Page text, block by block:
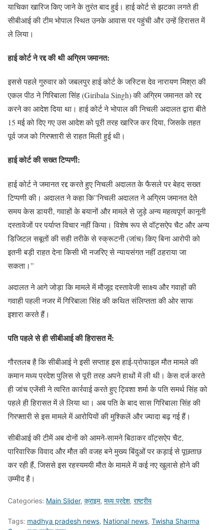
याचिका खारिज किए जाने के तुरंत बाद हुई। हाई कोर्ट से झटका लगते ही
सीबीआई की टीम भोपाल स्थित उनके आवास पर पहुंची और उन्हें हिरासत में
ले लिया।
हाई कोर्ट ने रद्द की थी अग्रिम जमानत:
इससे पहले गुरुवार को जबलपुर हाई कोर्ट के जस्टिस देव नारायण मिश्रा की
एकल पीठ ने गिरिबाला सिंह (Giribala Singh) की अग्रिम जमानत को रद्द
करने का आदेश दिया था। हाई कोर्ट ने भोपाल की निचली अदालत द्वारा बीते
15 मई को दिए गए उस आदेश को पूरी तरह खारिज कर दिया, जिसके तहत
पूर्व जज को गिरफ्तारी से राहत मिली हुई थी।
हाई कोर्ट की सख्त टिप्पणी:
हाई कोर्ट ने जमानत रद्द करते हुए निचली अदालत के फैसले पर बेहद सख्त
टिप्पणी की। अदालत ने कहा कि”निचली अदालत ने अग्रिम जमानत देते
समय केस डायरी, गवाहों के बयानों और मामले से जुड़े अन्य महत्वपूर्ण कानूनी
दस्तावेजों पर पर्याप्त विचार नहीं किया। विशेष रूप से वॉट्सऐप चैट और अन्य
डिजिटल सबूतों की सही तरीके से स्क्रूटनी (जांच) किए बिना आरोपी को
इतनी बड़ी राहत देना किसी भी नजरिए से न्यायसंगत नहीं ठहराया जा
सकता।”
अदालत ने आगे जोड़ा कि मामले में मौजूद दस्तावेजी साक्ष्य और गवाहों की
गवाही पहली नजर में गिरिबाला सिंह की कथित संलिप्तता की ओर साफ
इशारा करते हैं।
पति पहले से ही सीबीआई की हिरासत में:
गौरतलब है कि सीबीआई ने इसी सप्ताह इस हाई-प्रोफाइल मौत मामले की
कमान मध्य प्रदेश पुलिस से पूरी तरह अपने हाथों में ली थी। केस दर्ज करते
ही जांच एजेंसी ने त्वरित कार्रवाई करते हुए ट्विशा शर्मा के पति समर्थ सिंह को
पहले ही हिरासत में ले लिया था। अब पति के बाद सास गिरिबाला सिंह की
गिरफ्तारी से इस मामले में आरोपियों की मुश्किलें और ज्यादा बढ़ गई हैं।
सीबीआई की टीमें अब दोनों को आमने-सामने बिठाकर वॉट्सऐप चैट,
पारिवारिक विवाद और मौत की वजह बने मुख्य बिंदुओं पर कड़ाई से पूछताछ
कर रही हैं, जिससे इस रहस्यमयी मौत के मामले में कई नए खुलासे होने की
उम्मीद है।
Categories: Main Slider, क्राइम, मध्य प्रदेश, राष्ट्रीय
Tags: madhya pradesh news, National news, Twisha Sharma